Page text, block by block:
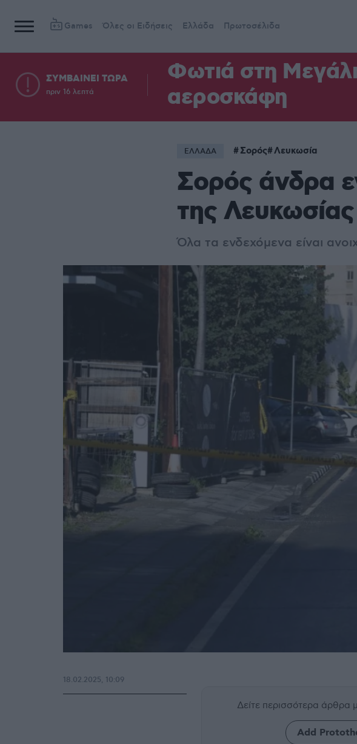
Games Όλες οι Ειδήσεις Ελλάδα Πρωτοσέλιδα
ΣΥΜΒΑΙΝΕΙ ΤΩΡΑ
πριν 16 λεπτά
Φωτιά στη
αεροσκάφη
ΕΛΛΑΔΑ Σορός Λευκωσία
Σορός άνδρα
της Λευκωσίας
Όλα τα ενδεχόμενα είναι
Δείτε περισσότερα άρθρα
Add
18.02.2025, 10:09